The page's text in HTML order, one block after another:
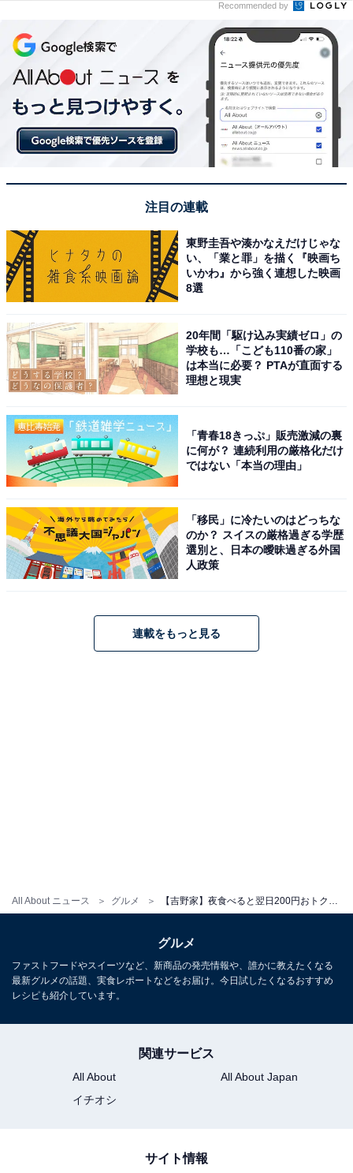
All About ニュース グルメ
Recommended by
注目の連載
東野圭吾や湊かなえだけじゃな
い、「業と罪」を描く『映画ち
いかわ』から強く連想した映画
8選
20年間「駆け込み実績ゼロ」の
学校も…「こども110番の家」
は本当に必要？ PTAが直面する
理想と現実
「青春18きっぷ」販売激減の裏
に何が？ 連続利用の厳格化だけ
ではない「本当の理由」
「移民」に冷たいのはどっちな
のか？ スイスの厳格過ぎる学歴
選別と、日本の曖昧過ぎる外国
人政策
連載をもっと見る
グルメ
ファストフードやスイーツなど、新商品の発売情報や、誰かに教えたくなる
最新グルメの話題、実食レポートなどをお届け。今日試したくなるおすすめ
レシピも紹介しています。
関連サービス
All About
All About Japan
イチオシ
サイト情報